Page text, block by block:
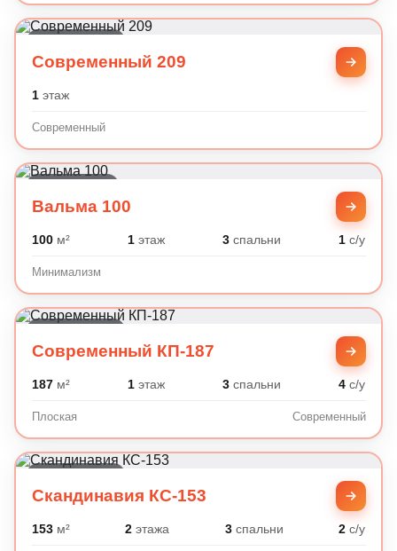
Современный 209
1этаж
Современный
Вальма 100
100м² 1этаж 3 спальни 1 с/у
Минимализм
Современный КП-187
187м² 1этаж 3 спальни 4 с/у
Плоская Современный
Скандинавия КС-153
153м² 2 этажа 3спальни 2 с/у